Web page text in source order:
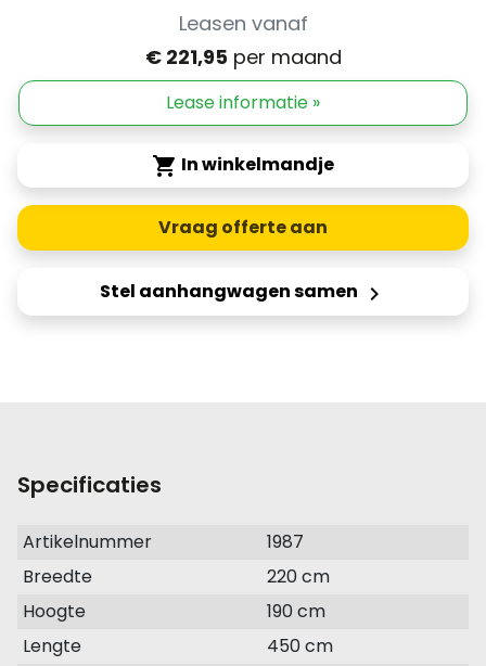
Leasen vanaf
€ 221,95per maand
Lease informatie »
shopping_cart In winkelmandje
Vraag offerte aan
Stel aanhangwagen samen keyboard_arrow_right
Specificaties
Artikelnummer
1987
Breedte
220 cm
Hoogte
190 cm
Lengte
450 cm